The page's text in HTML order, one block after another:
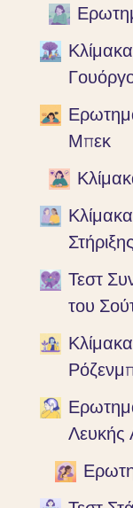
Μπεκ
Στήριξης
Τεστ
του
Λευκής